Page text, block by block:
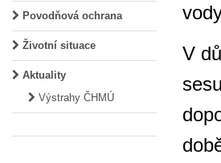
Povodňová ochrana
Životní situace
Aktuality
Výstrahy ČHMÚ
V